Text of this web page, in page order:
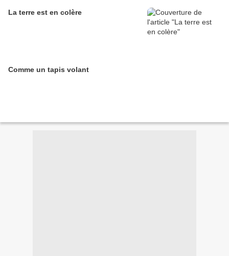
La terre est en colère
Comme un tapis volant